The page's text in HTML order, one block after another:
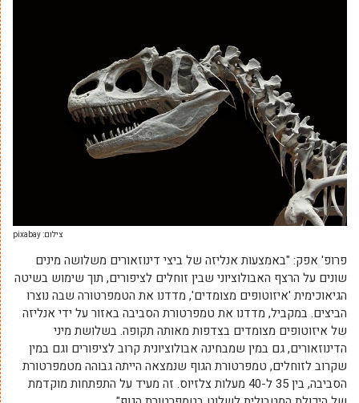
צילום: pixabay
פרופ' אפק: "באמצעות אנליזה של ביצי דינוזאורים משלושה מינים
שונים על הרצף האבולוציוני שבין זוחלים לציפורים, תוך שימוש בשיטה
הגיאוכימית 'איזוטופים מצומדים', מדדנו את הטמפרטורה שבה נוצרו
הביצים. במקביל, מדדנו את טמפרטורת הסביבה באזור על ידי אנליזה
של איזוטופים מצומדים בצדפות מאותה תקופה. בשלושת מיני
הדינוזאורים, גם במין שמבחינה אבולוציונית קרוב לציפורים וגם במין
שקרוב לזוחלים, טמפרטורת הגוף שנמצאה הייתה גבוהה מטמפרטורת
הסביבה, בין 35 ל-40 מעלות צלזיוס. זה מעיד על התפתחות מוקדמת